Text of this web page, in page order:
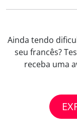
Ainda tendo
seu francês?
receba uma